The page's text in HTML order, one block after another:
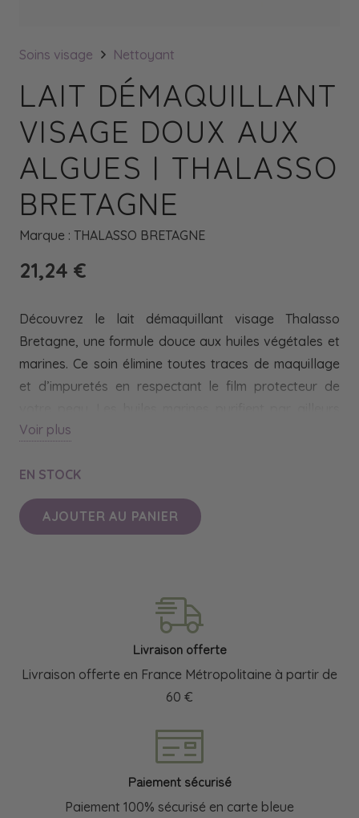
Soins visage Nettoyant
LAIT DÉMAQUILLANT
VISAGE DOUX AUX
ALGUES | THALASSO
BRETAGNE
Marque : THALASSO BRETAGNE
21,24 €
Découvrez le lait démaquillant visage Thalasso
Bretagne, une formule douce aux huiles végétales et
marines. Ce soin élimine toutes traces de maquillage
et d’impuretés en respectant le film protecteur de
vos pores tandis que les actifs végétaux nourrissent
confortable après chaque utilisation. Fabriqué en
Bretagne depuis 1994.
Voir plus
EN STOCK
quantité
Algues
AJOUTER AU PANIER
Livraison offerte
Livraison offerte en France Métropolitaine à partir de
60 €
Paiement sécurisé
Paiement 100% sécurisé en carte bleue